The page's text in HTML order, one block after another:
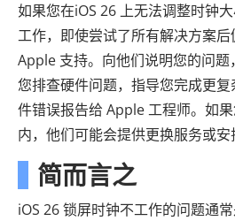
如果您在iOS 26 上无法调整时钟
工作，即使尝试了所有解决方案
Apple 支持。向他们说明您的问
您排查硬件问题，指导您完成更
件错误报告给 Apple 工程师。如
内，他们可能会提供更换服务或安
简而言之
iOS 26 锁屏时钟不工作的问题通